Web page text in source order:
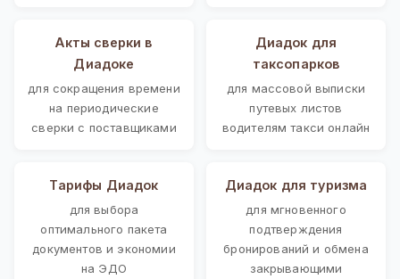
Акты сверки в
Диадоке
для сокращения времени
на периодические
сверки с поставщиками
Диадок для
таксопарков
для массовой выписки
путевых листов
водителям такси онлайн
Тарифы Диадок
для выбора
оптимального пакета
документов и экономии
на ЭДО
Диадок для туризма
для мгновенного
подтверждения
бронирований и обмена
закрывающими